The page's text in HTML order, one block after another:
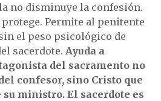
no disminuye la confesión.
Permite al penitente
el peso psicológico de
sacerdote. Ayuda a
del sacramento no
confesor, sino Cristo que
su ministro. El sacerdote es